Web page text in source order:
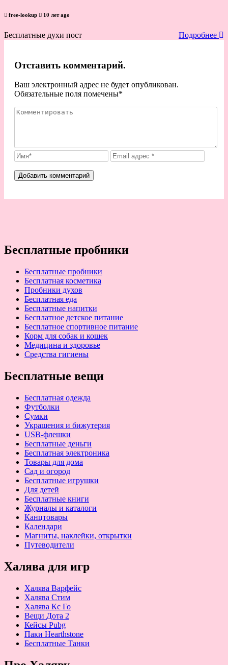
free-lookup 10 лет ago
Бесплатные духи пост Подробнее
Отставить комментарий.
Ваш электронный адрес не будет опубликован.
Обязательные поля помечены*
Бесплатные пробники
Бесплатные пробники
Бесплатная косметика
Пробники духов
Бесплатная еда
Бесплатные напитки
Бесплатное детское питание
Бесплатное спортивное питание
Корм для собак и кошек
Медицина и здоровье
Средства гигиены
Бесплатные вещи
Бесплатная одежда
Футболки
Сумки
Украшения и бижутерия
USB-флешки
Бесплатные деньги
Бесплатная электроника
Товары для дома
Сад и огород
Бесплатные игрушки
Для детей
Бесплатные книги
Журналы и каталоги
Канцтовары
Календари
Магниты, наклейки, открытки
Путеводители
Халява для игр
Халява Варфейс
Халява Стим
Халява Кс Го
Вещи Дота 2
Кейсы Pubg
Паки Hearthstone
Бесплатные Танки